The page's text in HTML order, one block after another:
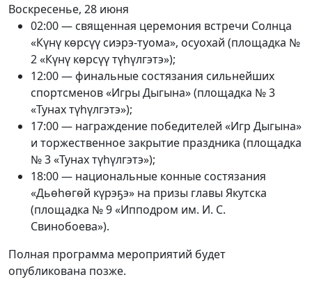
Воскресенье, 28 июня
02:00 — священная церемония встречи Солнца
«Күнү көрсүү сиэрэ-туома», осуохай (площадка №
2 «Күнү көрсүү түһүлгэтэ»);
12:00 — финальные состязания сильнейших
спортсменов «Игры Дыгына» (площадка № 3
«Тунах түһүлгэтэ»);
17:00 — награждение победителей «Игр Дыгына»
и торжественное закрытие праздника (площадка
№ 3 «Тунах түһүлгэтэ»);
18:00 — национальные конные состязания
«Дьөһөгөй күрэҕэ» на призы главы Якутска
(площадка № 9 «Ипподром им. И. С.
Свинобоева»).
Полная программа мероприятий будет
опубликована позже.